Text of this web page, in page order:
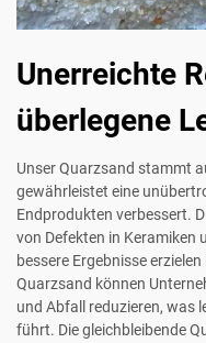
Unerreichte
überlegene
Unser Quarzsand stammt
gewährleistet eine
Endprodukten verbessert.
von Defekten in Keramiken
bessere Ergebnisse
Quarzsand können
und Abfall reduzieren, was
führt. Die gleichbleibende